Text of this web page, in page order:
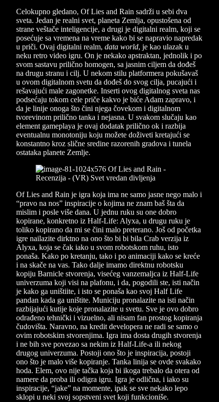
Celokupno gledano, Of Lies and Rain sadrži u sebi dva
sveta. Jedan je realni svet, planeta Zemlja, opustošena od
strane veštače inteligencije, a drugi je digitalni realm, koji se
posećuje sa vremena na vreme kako bi se napravio napredak
u priči. Ovaj digitalni realm, data world, je kao ulazak u
neku retro video igru. On je nekako apstraktan, jednolik i po
svom sastavu prilično homogen, sa jasnim ciljem da dođeš
na drugu stranu i cilj. U nekom stilu platformera pokušavaš
u ovom digitalnom svetu da dođeš do svog cilja, pucajući i
rešavajući male zagonetke. Inserti ovog digitalnog sveta nas
podsećaju tokom cele priče kakvo je biće Adam zapravo, i
da je linije onoga što čini njega čovekom i digitalnom
tvorevinom prilično tanka i nejasna. U svakom slučaju kao
element gameplaya je ovaj dodatak prilično ok i razbija
eventualnu monotoniju koju možete doživeti kretajući se
konstantno kroz slične sredine razorenih gradova i tunela
ostataka planete Zemlje.
Of Lies and Rain je igra koja ima ne samo jasne nego malo i
“pravo na nos” inspiracije o kojima ne znam baš šta da
mislim i posle više dana. U jednu ruku su one dobro
kopirane, konkretno iz Half-Life: Alyxa, u drugu ruku je
toliko kopirano da mi se čini malo preterano. Još od početka
igre nailazite dirktno na ono što bi bi bila Crab verzija iz
Alyxa, koja se čak iako u svom robotskom ruhu, isto
ponaša. Kako po kretanju, tako i po animaciji kako se kreće
i na skače na vas. Tako dalje imamo direktnu robotsku
kopiju Barnicle stvorenja, visećeg vanzemaljca iz Half-Life
univerzuma koji visi na plafonu, i da, pogodili ste, isti način
je kako ga uništiite, i isto se ponaša kao svoj Half Life
pandan kada ga uništite. Municiju pronalazite na isti način
razbijajući kutije koje pronalazite u svetu. Sve je ovo dobro
odrađeno tehnički i vizuelno, ali nisam fan prostog kopiranja
čudovišta. Naravno, na kredit developera ne radi se samo o
ovim robotskim stvorenjima. Igra ima dosta drugih stvorenja
i ne bih sve povezao sa nekim iz Half-Life-a ili nekog
drugog univerzuma. Postoji ono što je inspiracija, postoji
ono što je malo više kopiranje. Tanka linija se ovde svakako
hoda. Elem, ovo nije tačka koja bi ikoga trebalo da otera od
namere da proba ili odigra igru. Igra je odlična, i iako su
inspiracije, “jake” na momente, ipak se sve nekako lepo
sklopi u neki svoj sopstveni svet koji funkcioniše.